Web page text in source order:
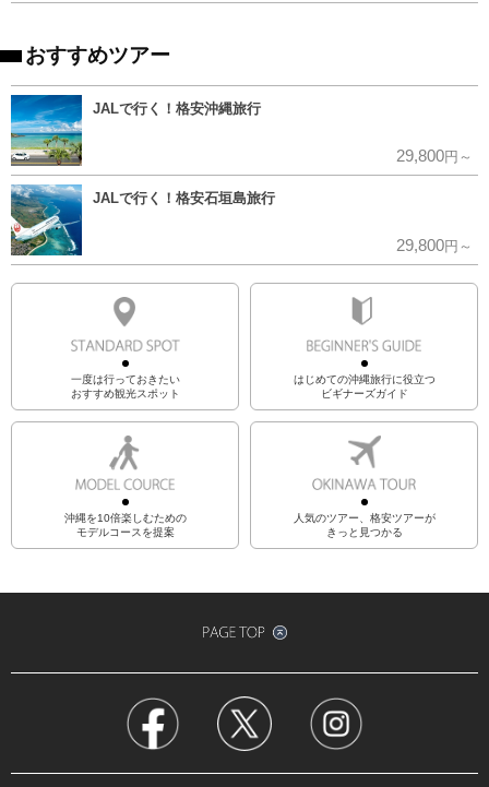
おすすめツアー
JALで行く！格安沖縄旅行
29,800円～
JALで行く！格安石垣島旅行
29,800円～
一度は行っておきたい
おすすめ観光スポット
はじめての沖縄旅行に役立つ
ビギナーズガイド
沖縄を10倍楽しむための
モデルコースを提案
人気のツアー、格安ツアーが
きっと見つかる